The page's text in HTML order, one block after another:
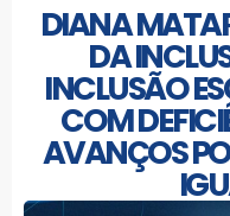
DIANA
DA
INCLUSÃO
COM
AVANÇOS